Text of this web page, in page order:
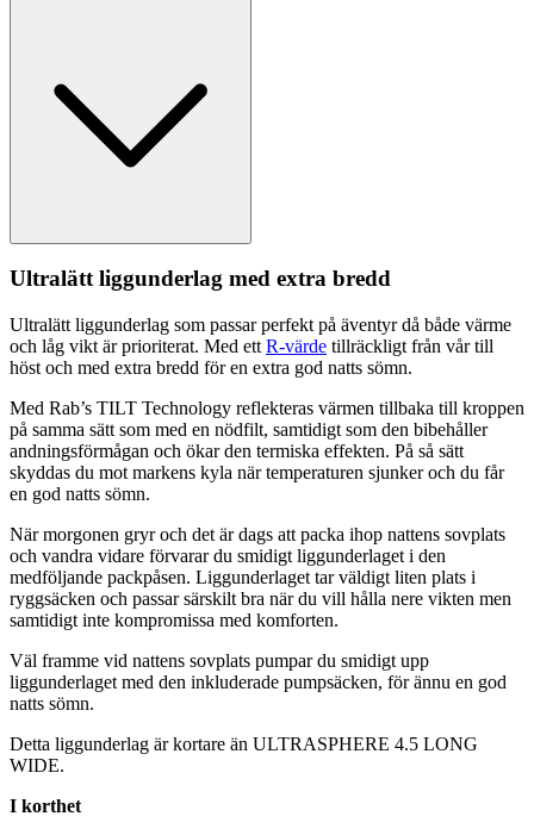
Ultralätt liggunderlag med extra bredd
Ultralätt liggunderlag som passarperfekt på äventyr då både värme
och låg vikt är prioriterat. Med ett R-värde tillräckligt från vår till
höst och med extra bredd för en extra god natts sömn.
Med Rab’s TILT Technology reflekteras värmen tillbaka till kroppen
på samma sätt som med en nödfilt, samtidigt som den bibehåller
andningsförmågan och ökar den termiska effekten. På så sätt
skyddas du mot markens kyla när temperaturen sjunker och du får
en god natts sömn.
När morgonen gryr och det är dags att packa ihop nattens sovplats
och vandra vidare förvarar du smidigt liggunderlaget i den
medföljande packpåsen. Liggunderlaget tar väldigt liten plats i
ryggsäcken och passar särskilt bra när du vill hålla nere vikten men
samtidigt inte kompromissa med komforten.
Väl framme vid nattens sovplats pumpar du smidigt upp
liggunderlaget med den inkluderade pumpsäcken, för ännu en god
natts sömn.
Detta liggunderlag är kortare än ULTRASPHERE 4.5 LONG
WIDE.
I korthet